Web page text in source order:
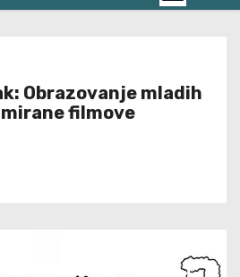
Obrazovanje mladih
filmove